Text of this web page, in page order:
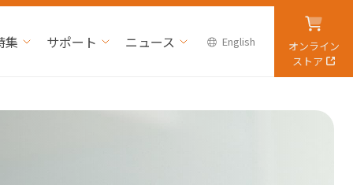
集 サポート ニュース English
オンライン
ストア